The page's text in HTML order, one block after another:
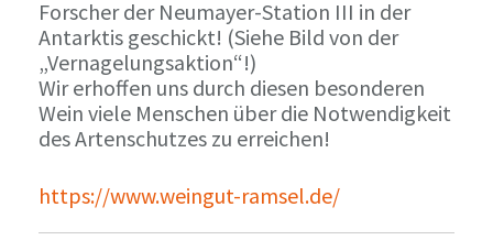
Forscher der Neumayer-Station III in der
Antarktis geschickt! (Siehe Bild von der
„Vernagelungsaktion“!)
Wir erhoffen uns durch diesen besonderen
Wein viele Menschen über die Notwendigkeit
des Artenschutzes zu erreichen!
https://www.weingut-ramsel.de/